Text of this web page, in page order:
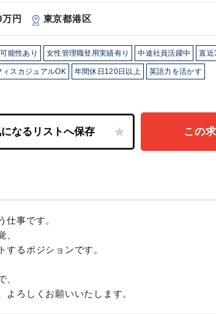
円 東京都港区
能性あり 女性管理職登用実績有り 中途社員活躍中 直近
ィスカジュアルOK 年間休日120日以上 英語力を活かす
この
事です。
、
るポジションです。
、
ろしくお願いいたします。